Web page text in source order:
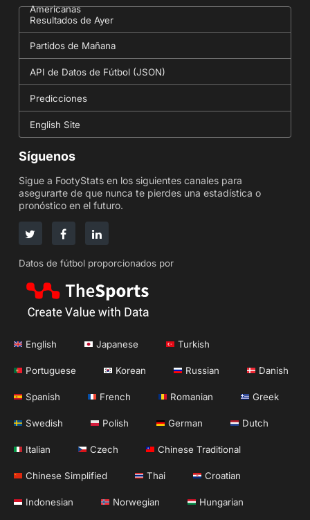
Americanas
Resultados de Ayer
Partidos de Mañana
API de Datos de Fútbol (JSON)
Predicciones
English Site
Síguenos
Sigue a FootyStats en los siguientes canales para
asegurarte de que nunca te pierdes una estadística o
pronóstico en el futuro.
Datos de fútbol proporcionados por
English Japanese Turkish
Portuguese Korean Russian Danish
Spanish French Romanian Greek
Swedish Polish German Dutch
Italian Czech Chinese Traditional
Chinese Simplified Thai Croatian
Indonesian Norwegian Hungarian